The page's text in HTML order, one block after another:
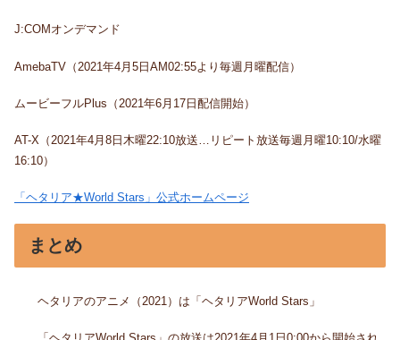
J:COMオンデマンド
AmebaTV（2021年4月5日AM02:55より毎週月曜配信）
ムービーフルPlus（2021年6月17日配信開始）
AT-X（2021年4月8日木曜22:10放送…リピート放送毎週月曜10:10/水曜
16:10）
「ヘタリア★World Stars」公式ホームページ
まとめ
ヘタリアのアニメ（2021）は「ヘタリアWorld Stars」